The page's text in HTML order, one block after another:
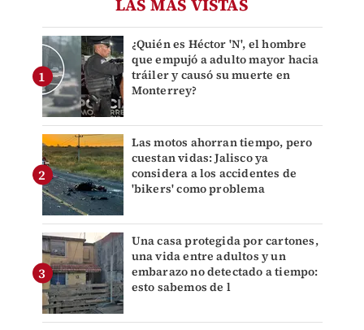
LAS MÁS VISTAS
¿Quién es Héctor 'N', el hombre
que empujó a adulto mayor hacia
tráiler y causó su muerte en
Monterrey?
Las motos ahorran tiempo, pero
cuestan vidas: Jalisco ya
considera a los accidentes de
'bikers' como problema
Una casa protegida por cartones,
una vida entre adultos y un
embarazo no detectado a tiempo:
esto sabemos de l